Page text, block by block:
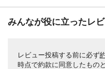
みんなが役に立ったレ
レビュー投稿する前に必ず
時点で約款に同意したもの